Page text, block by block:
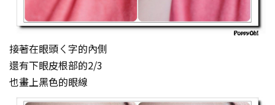
接著在眼頭ㄑ字的內側
還有下眼皮根部的2/3
也畫上黑色的眼線